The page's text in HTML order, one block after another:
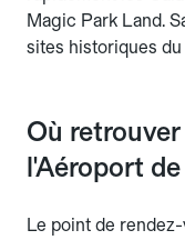
Magic Park Land.
sites historiques
Où
l'Aéroport
Le point de